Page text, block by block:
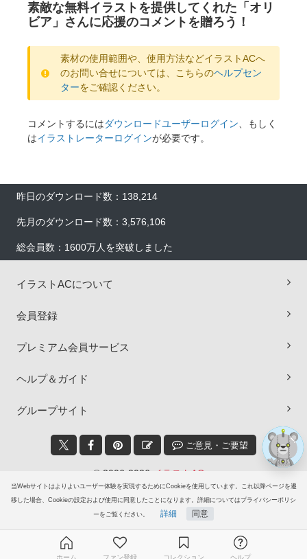
当Webサイトはよりよいユーザー体験を実現するためにCookieを使用しています。これ以降ページを遷
移した場合、Cookieの設定および使用に同意したことになります。詳細についてはプライバシーポリシ
ーをご覧ください。 詳細 同意
素敵な無料イラストを提供してくれた「オリ
ビア」さんに応援のコメントを贈ろう！
素材の使用範囲や、使用方法などイラストACへ
のお問い合せについては、こちらのヘルプセン
ターをご確認ください。
コメントするにはダウンロードユーザーログイン、もしく
はイラストレーターログインが必要です。
昨日のダウンロード数：138,214
先月のダウンロード数：3,576,106
総会員数：1600万人を突破しました
イラストACについて
会員登録
プレミアム会員サービス
ヘルプ＆ガイド
グループサイト
ご意見・ご要望
© 2006-2026 イラストAC
ホーム ファン登録 コレクション ヘルプ